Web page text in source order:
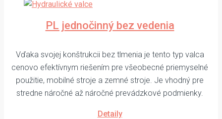
PL jednočinný bez vedenia
Vďaka svojej konštrukcii bez tlmenia je tento typ valca
cenovo efektívnym riešením pre všeobecné priemyselné
použitie, mobilné stroje a zemné stroje. Je vhodný pre
stredne náročné až náročné prevádzkové podmienky.
Detaily